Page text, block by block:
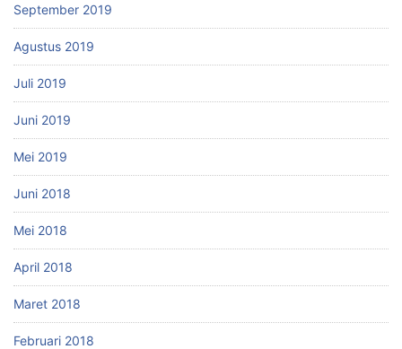
September 2019
Agustus 2019
Juli 2019
Juni 2019
Mei 2019
Juni 2018
Mei 2018
April 2018
Maret 2018
Februari 2018